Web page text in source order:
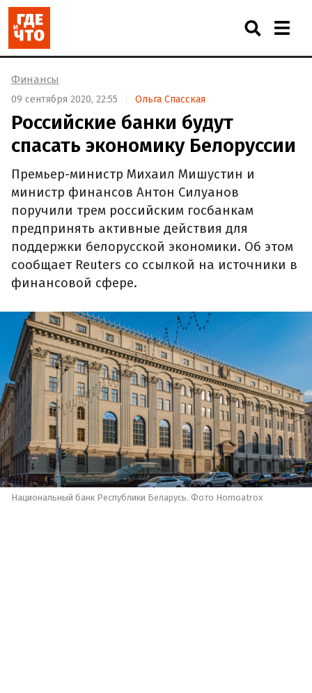
Финансы
09 сентября 2020, 22:55 Ольга Спасская
Российские банки будут
спасать экономику Белоруссии
Премьер-министр Михаил Мишустин и
министр финансов Антон Силуанов
поручили трем российским госбанкам
предпринять активные действия для
поддержки белорусской экономики. Об этом
сообщает Reuters со ссылкой на источники в
финансовой сфере.
Национальный банк Республики Беларусь. Фото Homoatrox